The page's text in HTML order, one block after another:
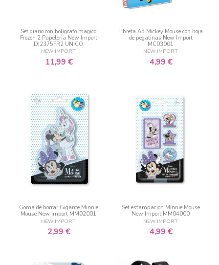
Set diario con boligrafo magico
Frozen 2 Papeleria New Import
DI2375FR2 UNICO
NEW IMPORT
11,99 €
Libreta A5 Mickey Mouse con hoja
de pegatinas New Import
MC03001
NEW IMPORT
4,99 €
Goma de borrar Gigante Minnie
Mouse New Import MM02001
NEW IMPORT
2,99 €
Set estampacion Minnie Mouse
New Import MM04000
NEW IMPORT
4,99 €